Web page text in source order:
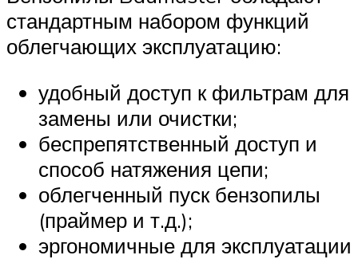
стандартным набором функций
облегчающих эксплуатацию:
удобный доступ к фильтрам для
замены или очистки;
беспрепятственный доступ и
способ натяжения цепи;
облегченный пуск бензопилы
(праймер и т.д.);
эргономичные для эксплуатации